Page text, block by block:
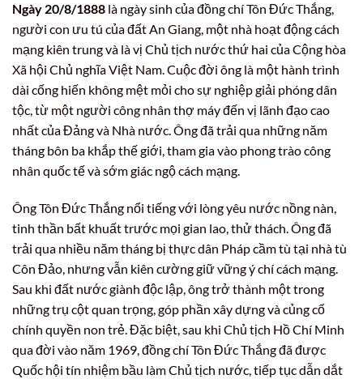
Ngày 20/8/1888 là ngày sinh của đồng chí Tôn Đức Thắng,
người con ưu tú của đất An Giang, một nhà hoạt động cách
mạng kiên trung và là vị Chủ tịch nước thứ hai của Cộng hòa
Xã hội Chủ nghĩa Việt Nam. Cuộc đời ông là một hành trình
dài cống hiến không mệt mỏi cho sự nghiệp giải phóng dân
tộc, từ một người công nhân thợ máy đến vị lãnh đạo cao
nhất của Đảng và Nhà nước. Ông đã trải qua những năm
tháng bôn ba khắp thế giới, tham gia vào phong trào công
nhân quốc tế và sớm giác ngộ cách mạng.
Ông Tôn Đức Thắng nổi tiếng với lòng yêu nước nồng nàn,
tinh thần bất khuất trước mọi gian lao, thử thách. Ông đã
trải qua nhiều năm tháng bị thực dân Pháp cầm tù tại nhà tù
Côn Đảo, nhưng vẫn kiên cường giữ vững ý chí cách mạng.
Sau khi đất nước giành độc lập, ông trở thành một trong
những trụ cột quan trọng, góp phần xây dựng và củng cố
chính quyền non trẻ. Đặc biệt, sau khi Chủ tịch Hồ Chí Minh
qua đời vào năm 1969, đồng chí Tôn Đức Thắng đã được
Quốc hội tín nhiệm bầu làm Chủ tịch nước, tiếp tục dẫn dắt